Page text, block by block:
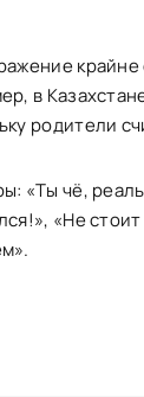
крайне
в
родители
«Ты чё,
«Не